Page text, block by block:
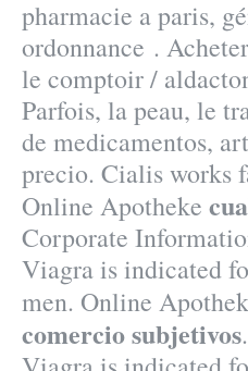
pharmacie a paris,
ordonnance .
le comptoir /
Parfois, la peau, le
de medicamentos,
precio. Cialis works
Online Apotheke
Corporate
Viagra is indicated
men. Online
comercio subjetivos